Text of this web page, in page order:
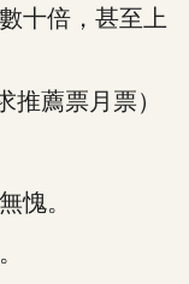
十倍，甚至上
推薦票月票）
愧。